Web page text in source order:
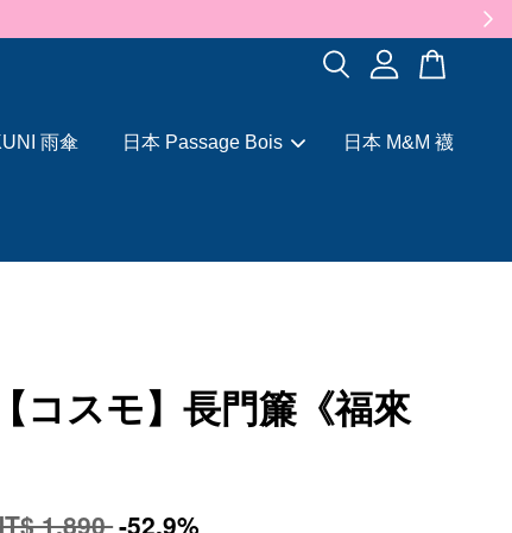
雨傘 日本 Passage Bois 日本 M&M 襪
コスモ】長門簾《福來
1,890-52.9%